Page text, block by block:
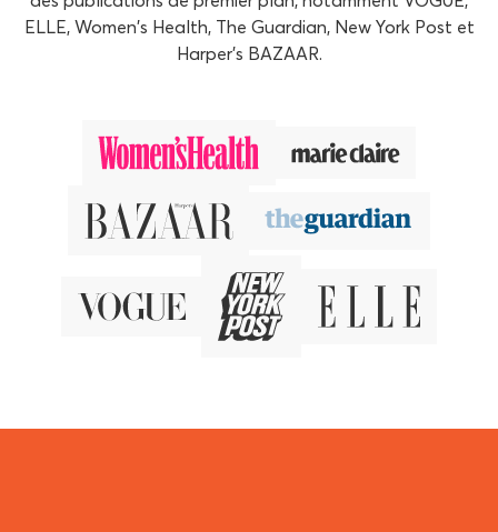
ELLE, Women's Health, The Guardian, New York Post et
Harper's BAZAAR.